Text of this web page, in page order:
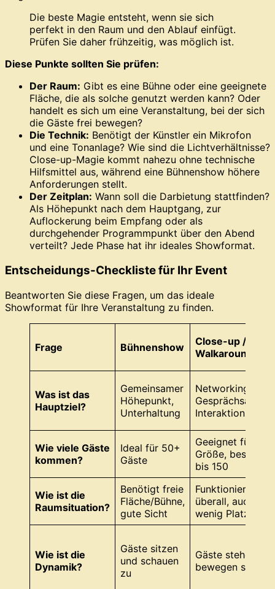
Die beste Magie entsteht, wenn sie sich
perfekt in den Raum und den Ablauf einfügt.
Prüfen Sie daher frühzeitig, was möglich ist.
Diese Punkte sollten Sie prüfen:
Der Raum: Gibt es eine Bühne oder eine geeignete
Fläche, die als solche genutzt werden kann? Oder
handelt es sich um eine Veranstaltung, bei der sich
die Gäste frei bewegen?
Die Technik: Benötigt der Künstler ein Mikrofon
und eine Tonanlage? Wie sind die Lichtverhältnisse?
Close-up-Magie kommt nahezu ohne technische
Hilfsmittel aus, während eine Bühnenshow höhere
Anforderungen stellt.
Der Zeitplan: Wann soll die Darbietung stattfinden?
Als Höhepunkt nach dem Hauptgang, zur
Auflockerung beim Empfang oder als
durchgehender Programmpunkt über den Abend
verteilt? Jede Phase hat ihr ideales Showformat.
Entscheidungs-Checkliste für Ihr Event
Beantworten Sie diese Fragen, um das ideale
Showformat für Ihre Veranstaltung zu finden.
Frage Bühnenshow
Close-up /
Walkaround
Was ist das
Hauptziel?
Gemeinsamer
Höhepunkt,
Unterhaltung
Networking,
Interaktion
Wie viele Gäste
kommen?
Ideal für 50+
Gäste
Geeignet für jede
Größe,
bis 150
Wie ist die
Raumsituation?
Benötigt freie
Fläche/Bühne,
gute Sicht
Funktioniert
überall, auch bei
wenig Platz
Wie ist die
Dynamik?
Gäste sitzen
und schauen
zu
Gäste stehen,
bewegen sich